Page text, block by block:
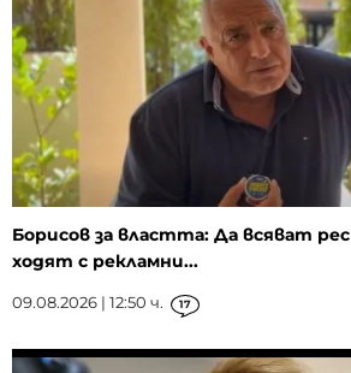
Борисов за властта: Да всяват
ходят с рекламни...
09.08.2026 | 12:50 ч. 17